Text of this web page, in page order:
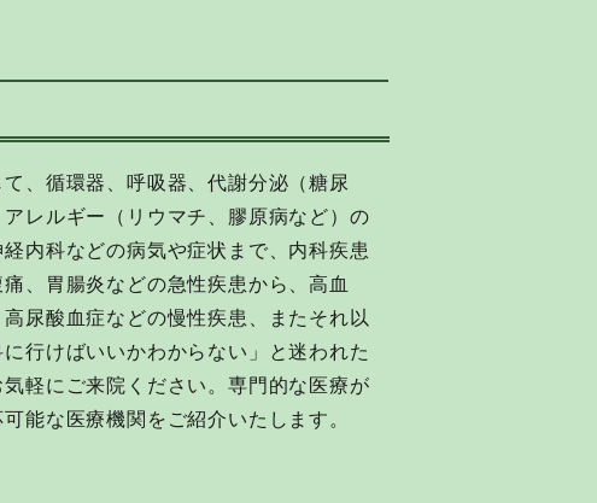
、循環器、呼吸器、代謝分泌（糖尿
レルギー（リウマチ、膠原病など）の
内科などの病気や症状まで、内科疾患
、胃腸炎などの急性疾患から、高血
尿酸血症などの慢性疾患、またそれ以
行けばいいかわからない」と迷われた
軽にご来院ください。専門的な医療が
能な医療機関をご紹介いたします。